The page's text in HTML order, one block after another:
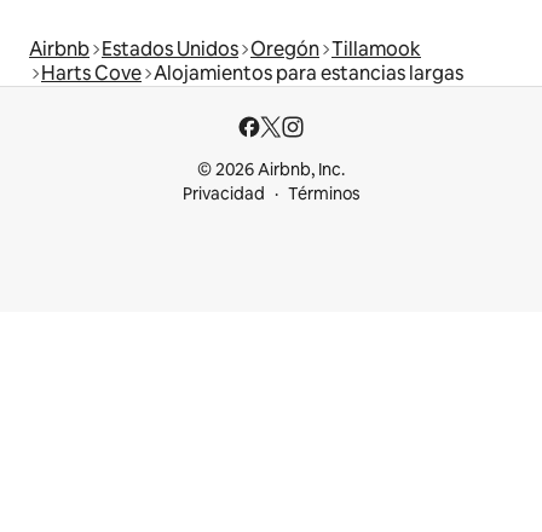
Airbnb Estados Unidos Oregón Tillamook
Harts Cove Alojamientos para estancias largas
© 2026 Airbnb, Inc.
Privacidad
Términos